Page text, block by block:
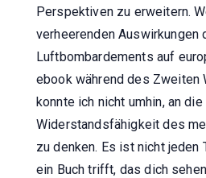
Perspektiven zu erweitern.
verheerenden Auswirkungen
Luftbombardements auf
ebook während des Zweiten
konnte ich nicht umhin, an die
Widerstandsfähigkeit des
zu denken. Es ist nicht jeden
ein Buch trifft, das dich